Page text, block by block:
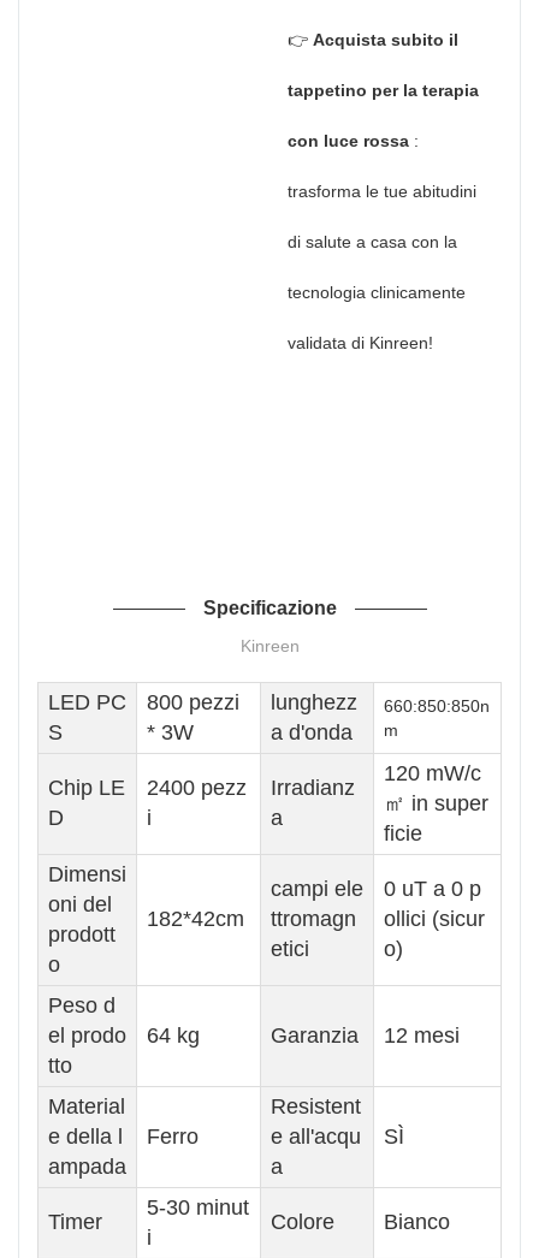
👉 Acquista subito il
tappetino per la terapia
con luce rossa :
trasforma le tue abitudini
di salute a casa con la
tecnologia clinicamente
validata di Kinreen!
Specificazione
Kinreen
LED PC
S
800 pezzi
* 3W
lunghezz
a d'onda
660:850:850n
m
Chip LE
D
2400 pezz
i
Irradianz
a
120 mW/c
㎡ in super
ficie
Dimensi
oni del
prodott
o
182*42cm
campi ele
ttromagn
etici
0 uT a 0 p
ollici (sicur
o)
Peso d
el prodo
tto
64 kg Garanzia 12 mesi
Material
e della l
ampada
Ferro
Resistent
e all'acqu
a
SÌ
Timer
5-30 minut
i
Colore Bianco